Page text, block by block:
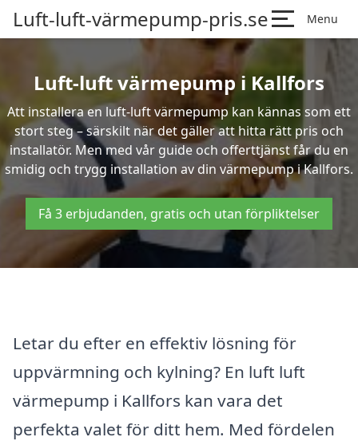
Luft-luft-värmepump-pris.se Menu
Luft-luft värmepump i Kallfors
Att installera en luft-luft värmepump kan kännas som ett
stort steg – särskilt när det gäller att hitta rätt pris och
installatör. Men med vår guide och offerttjänst får du en
smidig och trygg installation av din värmepump i Kallfors.
Få 3 erbjudanden, gratis och utan förpliktelser
Letar du efter en effektiv lösning för
uppvärmning och kylning? En luft luft
värmepump i Kallfors kan vara det
perfekta valet för ditt hem. Med fördelen